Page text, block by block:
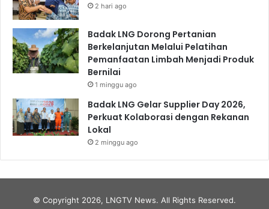
2 hari ago
Badak LNG Dorong Pertanian
Berkelanjutan Melalui Pelatihan
Pemanfaatan Limbah Menjadi Produk
Bernilai
1 minggu ago
Badak LNG Gelar Supplier Day 2026,
Perkuat Kolaborasi dengan Rekanan
Lokal
2 minggu ago
© Copyright 2026, LNGTV News. All Rights Reserved.